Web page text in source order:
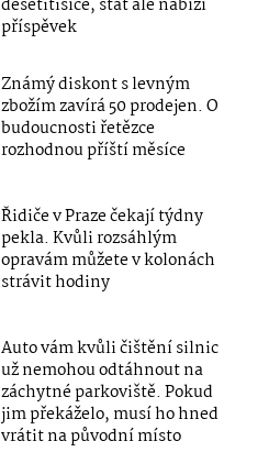
desetitisíce, stát ale nabízí
příspěvek
Známý diskont s levným
zbožím zavírá 50 prodejen. O
budoucnosti řetězce
rozhodnou příští měsíce
Řidiče v Praze čekají týdny
pekla. Kvůli rozsáhlým
opravám můžete v kolonách
strávit hodiny
Auto vám kvůli čištění silnic
už nemohou odtáhnout na
záchytné parkoviště. Pokud
jim překáželo, musí ho hned
vrátit na původní místo